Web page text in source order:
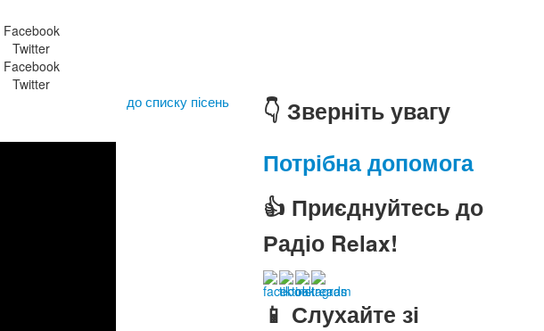
Facebook
Twitter
Facebook
Twitter
до списку пісень
👇 Зверніть увагу
Потрібна допомога
👍 Приєднуйтесь до
Радіо Relax!
📱 Слухайте зі